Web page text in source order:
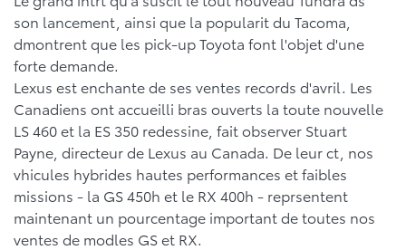
son lancement, ainsi que la popularit du Tacoma,
dmontrent que les pick-up Toyota font l'objet d'une
forte demande.
Lexus est enchante de ses ventes records d'avril. Les
Canadiens ont accueilli bras ouverts la toute nouvelle
LS 460 et la ES 350 redessine, fait observer Stuart
Payne, directeur de Lexus au Canada. De leur ct, nos
vhicules hybrides hautes performances et faibles
missions - la GS 450h et le RX 400h - reprsentent
maintenant un pourcentage important de toutes nos
ventes de modles GS et RX.